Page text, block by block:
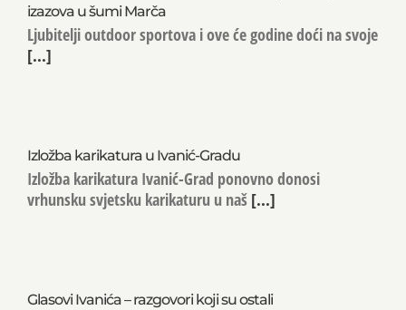
izazova u šumi Marča
Ljubitelji outdoor sportova i ove će godine doći na svoje
[...]
Izložba karikatura u Ivanić-Gradu
Izložba karikatura Ivanić-Grad ponovno donosi
vrhunsku svjetsku karikaturu u naš [...]
Glasovi Ivanića – razgovori koji su ostali